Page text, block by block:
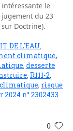
intéressante le
du 23
Doctrine).
DE L'EAU
climatique,
, desserte
, R111-2,
, risque
n° 2302433
0